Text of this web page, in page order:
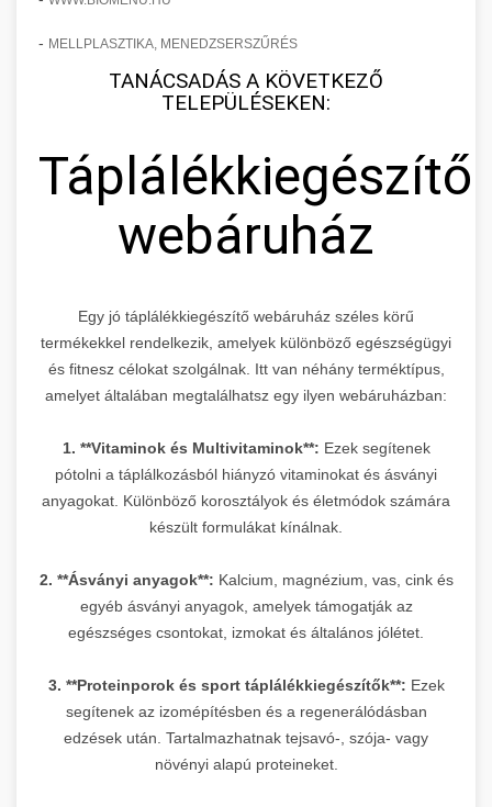
- MELLPLASZTIKA, MENEDZSERSZŰRÉS
TANÁCSADÁS A KÖVETKEZŐ
TELEPÜLÉSEKEN:
Táplálékkiegészítő
webáruház
Egy jó táplálékkiegészítő webáruház széles körű
termékekkel rendelkezik, amelyek különböző egészségügyi
és fitnesz célokat szolgálnak. Itt van néhány terméktípus,
amelyet általában megtalálhatsz egy ilyen webáruházban:
1. **Vitaminok és Multivitaminok**: Ezek segítenek
pótolni a táplálkozásból hiányzó vitaminokat és ásványi
anyagokat. Különböző korosztályok és életmódok számára
készült formulákat kínálnak.
2. **Ásványi anyagok**: Kalcium, magnézium, vas, cink és
egyéb ásványi anyagok, amelyek támogatják az
egészséges csontokat, izmokat és általános jólétet.
3. **Proteinporok és sport táplálékkiegészítők**: Ezek
segítenek az izomépítésben és a regenerálódásban
edzések után. Tartalmazhatnak tejsavó-, szója- vagy
növényi alapú proteineket.